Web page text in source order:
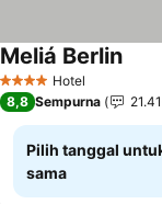
4 BintangHotel
Meliá BerlinLihat
8,8 Sempurna
Pilih tanggal
sama